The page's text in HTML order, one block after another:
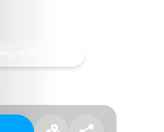
historique